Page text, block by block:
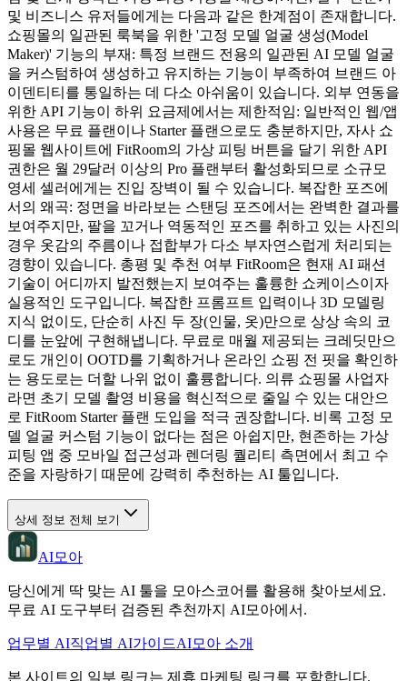
및 비즈니스 유저들에게는 다음과 같은 한계점이 존재합니다.
쇼핑몰의 일관된 룩북을 위한 '고정 모델 얼굴 생성(Model
Maker)' 기능의 부재: 특정 브랜드 전용의 일관된 AI 모델 얼굴
을 커스텀하여 생성하고 유지하는 기능이 부족하여 브랜드 아
이덴티티를 통일하는 데 다소 아쉬움이 있습니다. 외부 연동을
위한 API 기능이 하위 요금제에서는 제한적임: 일반적인 웹/앱
사용은 무료 플랜이나 Starter 플랜으로도 충분하지만, 자사 쇼
핑몰 웹사이트에 FitRoom의 가상 피팅 버튼을 달기 위한 API
권한은 월 29달러 이상의 Pro 플랜부터 활성화되므로 소규모
영세 셀러에게는 진입 장벽이 될 수 있습니다. 복잡한 포즈에
서의 왜곡: 정면을 바라보는 스탠딩 포즈에서는 완벽한 결과를
보여주지만, 팔을 꼬거나 역동적인 포즈를 취하고 있는 사진의
경우 옷감의 주름이나 접합부가 다소 부자연스럽게 처리되는
경향이 있습니다. 총평 및 추천 여부 FitRoom은 현재 AI 패션
기술이 어디까지 발전했는지 보여주는 훌륭한 쇼케이스이자
실용적인 도구입니다. 복잡한 프롬프트 입력이나 3D 모델링
지식 없이도, 단순히 사진 두 장(인물, 옷)만으로 상상 속의 코
디를 눈앞에 구현해냅니다. 무료로 매월 제공되는 크레딧만으
로도 개인이 OOTD를 기획하거나 온라인 쇼핑 전 핏을 확인하
는 용도로는 더할 나위 없이 훌륭합니다. 의류 쇼핑몰 사업자
라면 초기 모델 촬영 비용을 혁신적으로 줄일 수 있는 대안으
로 FitRoom Starter 플랜 도입을 적극 권장합니다. 비록 고정 모
델 얼굴 커스텀 기능이 없다는 점은 아쉽지만, 현존하는 가상
피팅 앱 중 모바일 접근성과 렌더링 퀄리티 측면에서 최고 수
준을 자랑하기 때문에 강력히 추천하는 AI 툴입니다.
상세 정보 전체 보기
AI모아
당신에게 딱 맞는 AI 툴을 모아스코어를 활용해 찾아보세요.
무료 AI 도구부터 검증된 추천까지 AI모아에서.
업무별 AI직업별 AI가이드AI모아 소개
본 사이트의 일부 링크는 제휴 마케팅 링크를 포함합니다.